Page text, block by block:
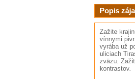
Popis
Zažite
vínnymi
vyrába už
uliciach
zväzu.
kontrastov.